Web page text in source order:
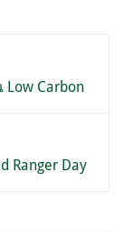
Carbon
Ranger Day